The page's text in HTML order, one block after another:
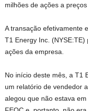
milhões de ações a
A transação efetivamente
T1 Energy Inc.
ações da empresa.
No início deste mês, a T1
um relatório de vendedor
alegou que não estava